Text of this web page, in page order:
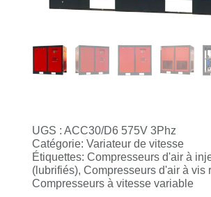
UGS :ACC30/D6 575V 3Phz
Catégorie:Variateur de vitesse
Étiquettes:Compresseurs d'air à
(lubrifiés),Compresseurs d'air à vis
Compresseurs à vitesse variable